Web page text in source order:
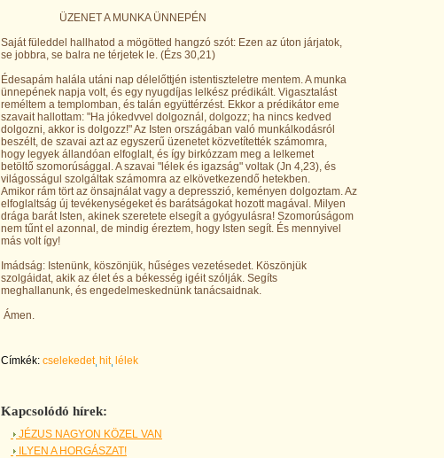
ÜZENET A MUNKA ÜNNEPÉN
Saját füleddel hallhatod a mögötted hangzó szót: Ezen az úton járjatok,
se jobbra, se balra ne térjetek le. (Ézs 30,21)
Édesapám halála utáni nap délelőttjén istentiszteletre mentem. A munka
ünnepének napja volt, és egy nyugdíjas lelkész prédikált. Vigasztalást
reméltem a templomban, és talán együttérzést. Ekkor a prédikátor eme
szavait hallottam: "Ha jókedvvel dolgoznál, dolgozz; ha nincs kedved
dolgozni, akkor is dolgozz!" Az Isten országában való munkálkodásról
beszélt, de szavai azt az egyszerű üzenetet közvetítették számomra,
hogy legyek állandóan elfoglalt, és így birkózzam meg a lelkemet
betöltő szomorúsággal. A szavai "lélek és igazság" voltak (Jn 4,23), és
világosságul szolgáltak számomra az elkövetkezendő hetekben.
Amikor rám tört az önsajnálat vagy a depresszió, keményen dolgoztam. Az
elfoglaltság új tevékenységeket és barátságokat hozott magával. Milyen
drága barát Isten, akinek szeretete elsegít a gyógyulásra! Szomorúságom
nem tűnt el azonnal, de mindig éreztem, hogy Isten segít. És mennyivel
más volt így!
Imádság: Istenünk, köszönjük, hűséges vezetésedet. Köszönjük
szolgáidat, akik az élet és a békesség igéit szólják. Segíts
meghallanunk, és engedelmeskednünk tanácsaidnak.
Ámen.
Címkék: cselekedet hit lélek
Kapcsolódó hírek:
JÉZUS NAGYON KÖZEL VAN
ILYEN A HORGÁSZAT!